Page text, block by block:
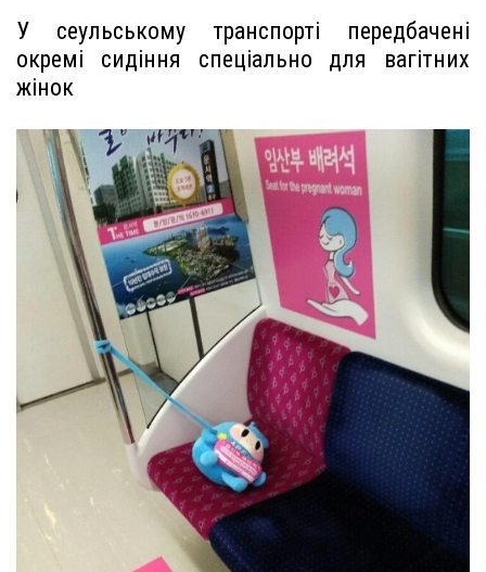
У сеульському транспорті передбачені
окремі сидіння спеціально для вагітних
жінок